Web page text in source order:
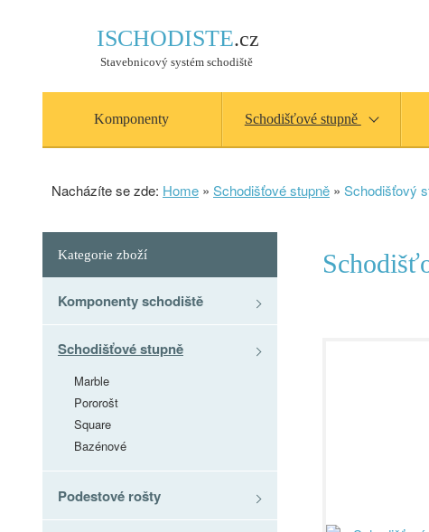
ISCHODISTE.cz
Stavebnicový systém schodiště
Komponenty Schodišťové stupně
Nacházíte se zde: Home » Schodišťové stupně » Schodišťový
Kategorie zboží
Komponenty schodiště
Schodišťové stupně
Marble
Pororošt
Square
Bazénové
Podestové rošty